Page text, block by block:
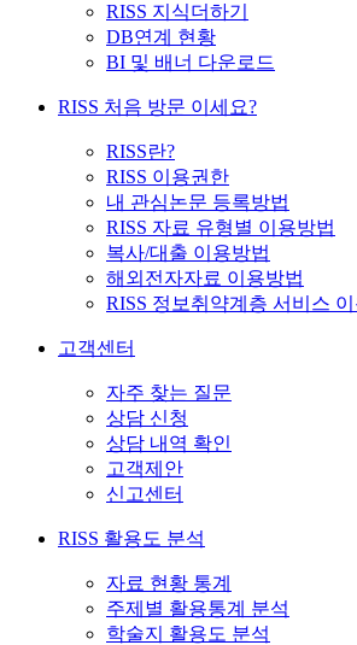
RISS 지식더하기
DB연계 현황
BI 및 배너 다운로드
RISS 처음 방문 이세요?
RISS란?
RISS 이용권한
내 관심논문 등록방법
RISS 자료 유형별 이용방법
복사/대출 이용방법
해외전자자료 이용방법
RISS 정보취약계층 서비스
고객센터
자주 찾는 질문
상담 신청
상담 내역 확인
고객제안
신고센터
RISS 활용도 분석
자료 현황 통계
주제별 활용통계 분석
학술지 활용도 분석